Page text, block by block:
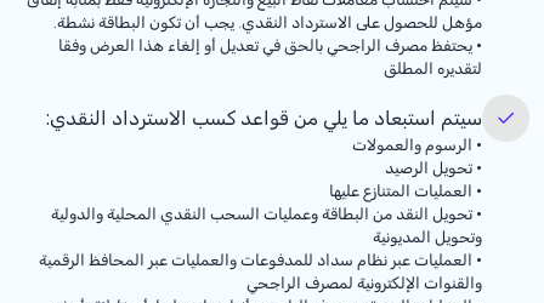
مؤهل للحصول على الاسترداد النقدي. يجب أن تكون البطاقة نشطة.
• يحتفظ مصرف الراجحي بالحق في تعديل أو إلغاء هذا العرض وفقا
لتقديره المطلق
سيتم استبعاد ما يلي من قواعد كسب الاسترداد النقدي:
• الرسوم والعمولات
• تحويل الرصيد
• العمليات المتنازع عليها
• تحويل النقد من البطاقة وعمليات السحب النقدي المحلية والدولية
وتحويل المديونية
• العمليات عبر نظام سداد للمدفوعات والعمليات عبر المحافظ الرقمية
والقنوات الإلكترونية لمصرف الراجحي